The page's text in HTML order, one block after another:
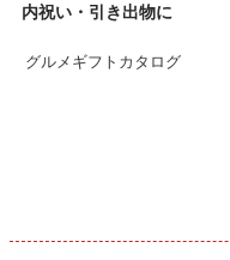
内祝い・引き出物に
グルメギフトカタログ